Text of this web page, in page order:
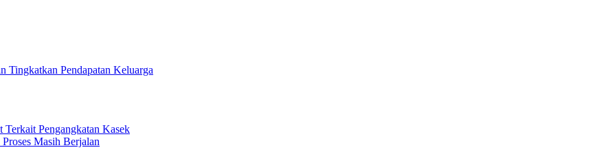
Pendapatan Keluarga
Masih Berjalan